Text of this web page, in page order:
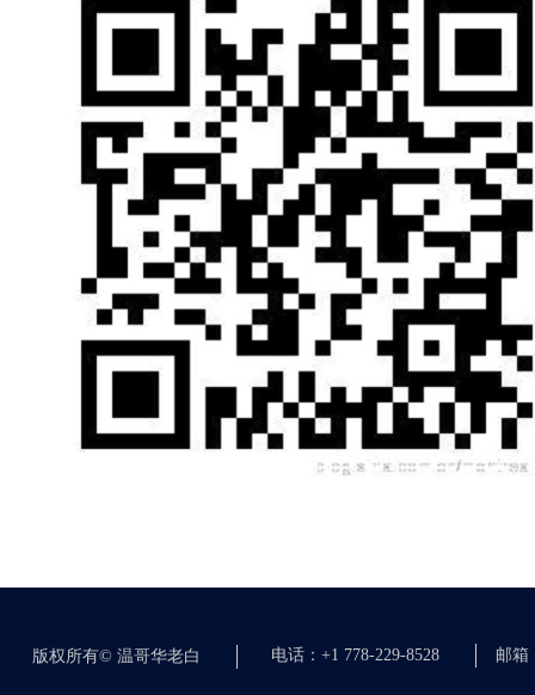
邮箱
电话：+1 778-229-8528
版权所有© 温哥华老白